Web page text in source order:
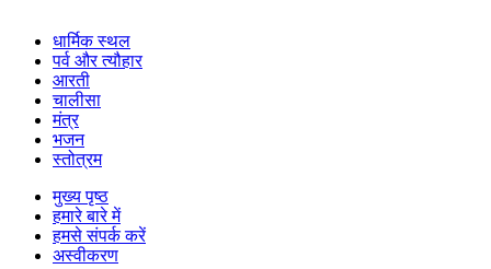
धार्मिक स्थल
पर्व और त्यौहार
आरती
चालीसा
मंत्र
भजन
स्तोत्रम
मुख्य पृष्ठ
हमारे बारे में
हमसे संपर्क करें
अस्वीकरण